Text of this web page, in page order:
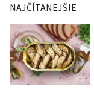
NAJČÍTANEJŠIE